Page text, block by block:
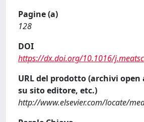
Pagine (a)
128
DOI
https://dx.doi.org/10.1016/
URL del prodotto (archivi
su sito editore, etc.)
http://www.elsevier.com/locate/